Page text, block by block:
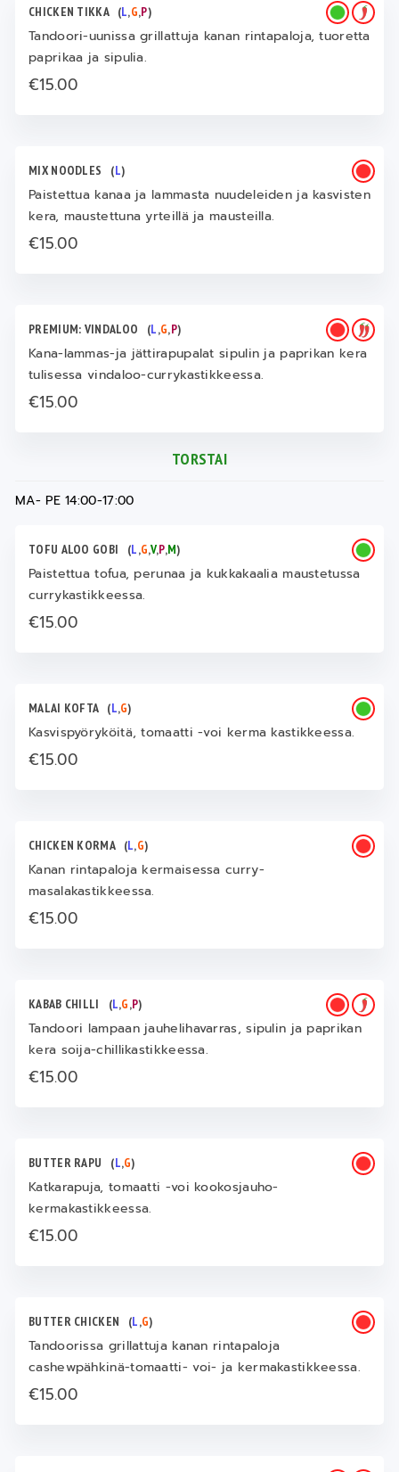
CHICKEN TIKKA (L,G,P)
Tandoori-uunissa grillattuja kanan rintapaloja, tuoretta
paprikaa ja sipulia.
€15.00
MIX NOODLES (L)
Paistettua kanaa ja lammasta nuudeleiden ja kasvisten
kera, maustettuna yrteillä ja mausteilla.
€15.00
PREMIUM: VINDALOO (L,G,P)
Kana-lammas-ja jättirapupalat sipulin ja paprikan kera
tulisessa vindaloo-currykastikkeessa.
€15.00
TORSTAI
MA- PE 14:00-17:00
TOFU ALOO GOBI (L,G,V,P,M)
Paistettua tofua, perunaa ja kukkakaalia maustetussa
currykastikkeessa.
€15.00
MALAI KOFTA (L,G)
Kasvispyöryköitä, tomaatti -voi kerma kastikkeessa.
€15.00
CHICKEN KORMA (L,G)
Kanan rintapaloja kermaisessa curry-
masalakastikkeessa.
€15.00
KABAB CHILLI (L,G,P)
Tandoori lampaan jauhelihavarras, sipulin ja paprikan
kera soija-chillikastikkeessa.
€15.00
BUTTER RAPU (L,G)
Katkarapuja, tomaatti -voi kookosjauho-
kermakastikkeessa.
€15.00
BUTTER CHICKEN (L,G)
Tandoorissa grillattuja kanan rintapaloja
cashewpähkinä-tomaatti- voi- ja kermakastikkeessa.
€15.00